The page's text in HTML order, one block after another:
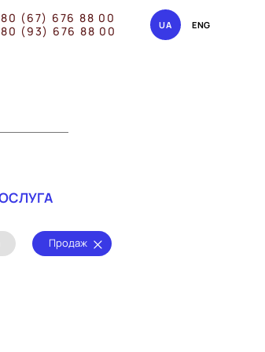
(67) 676 88 00
(93) 676 88 00
UA ENG
Продаж